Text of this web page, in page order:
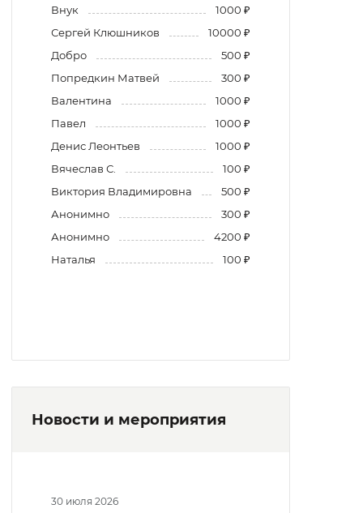
Внук
1000 ₽
Сергей Клюшников
10000 ₽
Добро
500 ₽
Попредкин Матвей
300 ₽
Валентина
1000 ₽
Павел
1000 ₽
Денис Леонтьев
1000 ₽
Вячеслав С.
100 ₽
Виктория Владимировна
500 ₽
Анонимно
300 ₽
Анонимно
4200 ₽
Наталья
100 ₽
Новости и мероприятия
30 июля 2026